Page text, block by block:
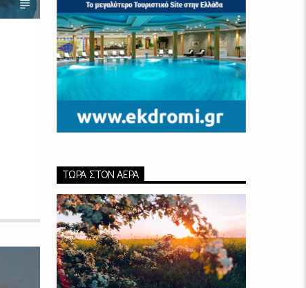
ΤΏΡΑ ΣΤΟΝ ΑΈΡΑ